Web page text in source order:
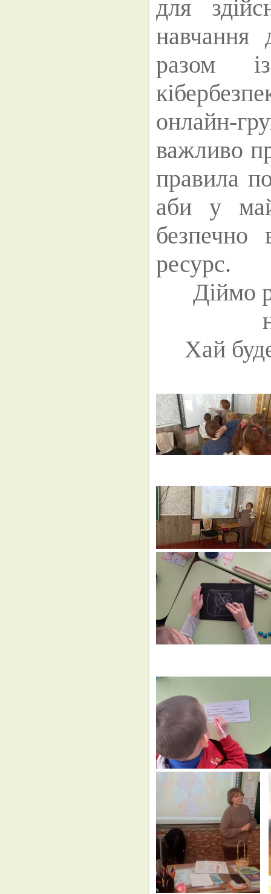
для
навчання
разом
онлайн-
важливо
правила
аби у
безпечно
ресурс.
Діймо
Хай